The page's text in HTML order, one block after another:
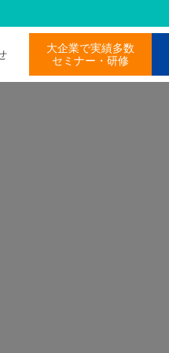
大企業で実績多数
セミナー・研修